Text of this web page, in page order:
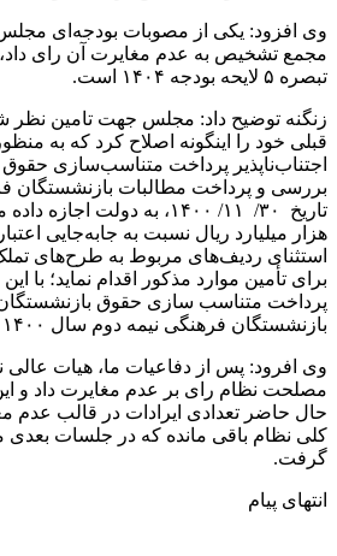
وی افزود: یکی از مصوبات بودجه‌ای
تبصره ۵ لایحه بودجه ۱۴۰۴ است.
زنگنه توضیح داد: مجلس جهت تامین نظر
قبلی خود را اینگونه اصلاح کرد که به
اجتناب‌ناپذیر پرداخت متناسب‌سازی
هزار میلیارد ریال نسبت به جابه‌جایی
استثنای ردیف‌های مربوط به طرح‌های
برای تأمین موارد مذکور اقدام نماید؛ با
پرداخت متناسب سازی حقوق
بازنشستگان فرهنگی نیمه دوم سال ۱۴۰۰ می‌شود.
وی افرود: پس از دفاعیات ما، هیات
مصلحت نظام رای بر عدم مغایرت داد و
حال حاضر تعدادی ایرادات در قالب عدم
کلی نظام باقی مانده که در جلسات بعدی
گرفت.
انتهای پیام